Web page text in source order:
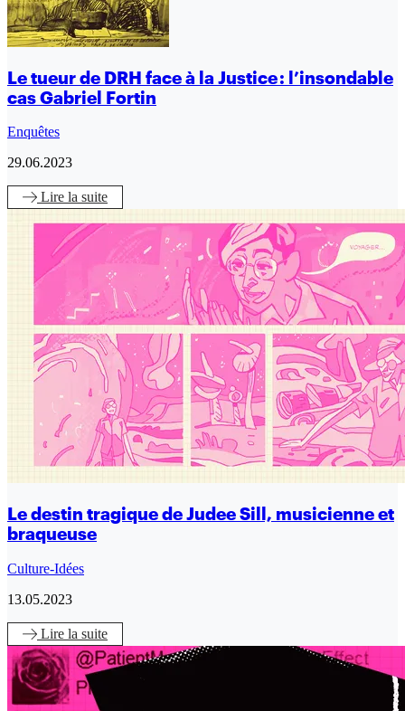
Le tueur de DRH face à la Justice : l’insondable
cas Gabriel Fortin
Enquêtes
29.06.2023
Lire la suite
Le destin tragique de Judee Sill, musicienne et
braqueuse
Culture-Idées
13.05.2023
Lire la suite